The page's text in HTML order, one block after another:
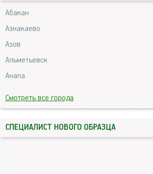
Абакан
Азнакаево
Азов
Альметьевск
Анапа
Смотреть все города
СПЕЦИАЛИСТ НОВОГО ОБРАЗЦА